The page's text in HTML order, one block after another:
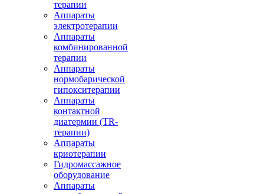
терапии
Аппараты
электротерапии
Аппараты
комбинированной
терапии
Аппараты
нормобарической
гипокситерапии
Аппараты
контактной
диатермии (TR-
терапии)
Аппараты
криотерапии
Гидромассажное
оборудование
Аппараты